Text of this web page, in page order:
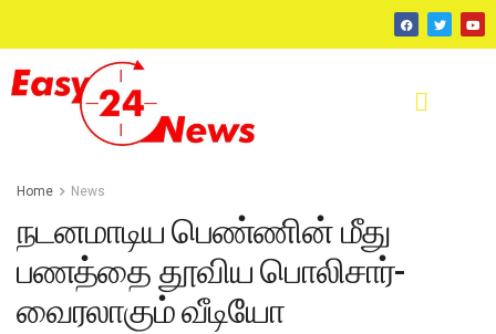
Home News
நடனமாடிய பெண்ணின் மீது
பணத்தை தூவிய பொலிசார்-
வைரலாகும் வீடியோ